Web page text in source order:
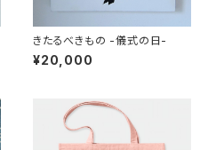
きたるべきもの -儀式の日-
¥20,000